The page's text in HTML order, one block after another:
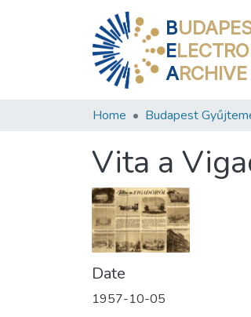
B
E
ARCHIVE
Home Budapest
Vita a
Date
1957-10-05